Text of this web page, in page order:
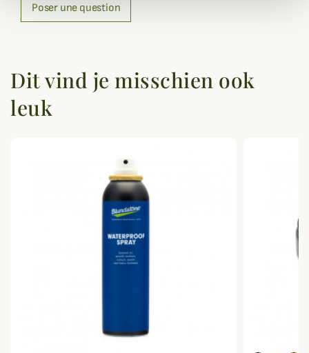
Poser une question
Dit vind je misschien ook
leuk